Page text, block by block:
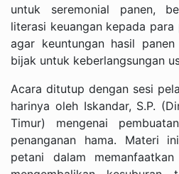
untuk seremonial panen,
literasi keuangan kepada
agar keuntungan hasil
bijak untuk keberlangsungan
Acara ditutup dengan sesi
harinya oleh Iskandar, S.P.
Timur) mengenai
penanganan hama. Materi
petani dalam